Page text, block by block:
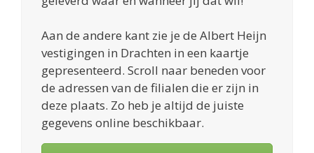
Aan de andere kant zie je de Albert Heijn
vestigingen in Drachten in een kaartje
gepresenteerd. Scroll naar beneden voor
de adressen van de filialen die er zijn in
deze plaats. Zo heb je altijd de juiste
gegevens online beschikbaar.